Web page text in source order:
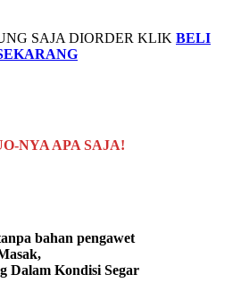
SAJA DIORDER KLIK BELI
NYA APA SAJA!
bahan pengawet⁣
Dalam Kondisi Segar⁣